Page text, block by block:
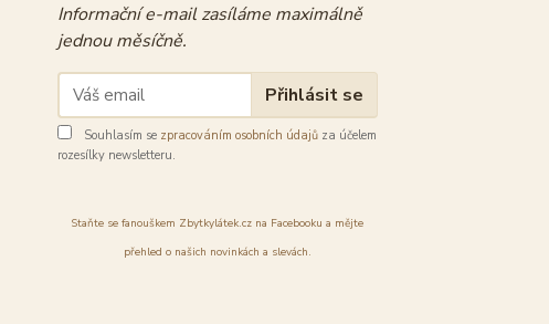
Informační e-mail zasíláme maximálně
jednou měsíčně.
Přihlásit se
Souhlasím se zpracováním osobních údajů za účelem
rozesílky newsletteru.
Staňte se fanouškem Zbytkylátek.cz na Facebooku a mějte
přehled o našich novinkách a slevách.